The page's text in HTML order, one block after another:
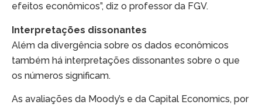
efeitos econômicos”, diz o professor da FGV.
Interpretações dissonantes
Além da divergência sobre os dados econômicos
também há interpretações dissonantes sobre o que
os números significam.
As avaliações da Moody’s e da Capital Economics, por